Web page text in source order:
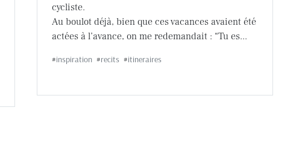
cycliste.
Au boulot déjà, bien que ces vacances avaient été
actées à l’avance, on me redemandait : “Tu es...
#inspiration #recits #itineraires